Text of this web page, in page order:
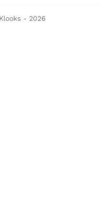
Klooks - 2026